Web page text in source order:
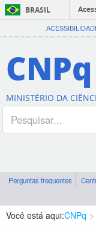
BRASIL
CNPq
MINISTÉRIO DA
Perguntas frequentes
Você está aqui:CNPq